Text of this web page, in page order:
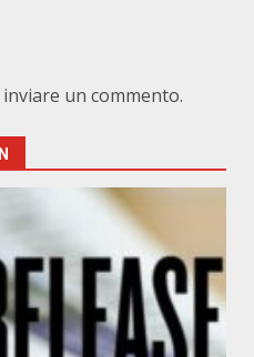
un commento.